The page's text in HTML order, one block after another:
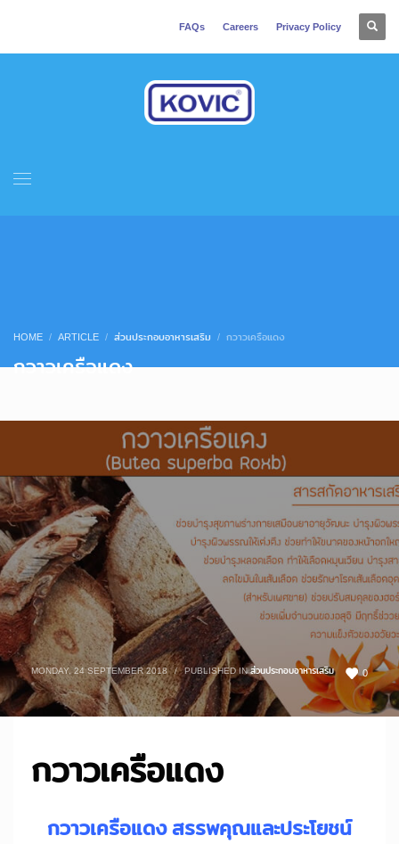
FAQs Careers Privacy Policy
HOME ARTICLE ส่วนประกอบอาหารเสริม กวาวเครือแดง
กวาวเครือแดง
0
MONDAY, 24 SEPTEMBER 2018 / PUBLISHED INส่วนประกอบอาหารเสริม
กวาวเครือแดง
กวาวเครือแดง สรรพคุณและประโยชน์